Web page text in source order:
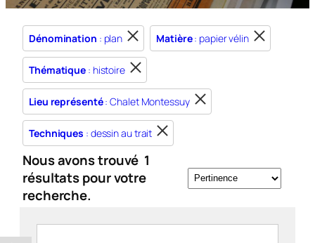
Dénomination : plan Matière: papier vélin
Thématique : histoire
Lieu représenté: Chalet Montessuy
Techniques : dessin au trait
Nous avons trouvé 1
résultats pour votre
recherche.